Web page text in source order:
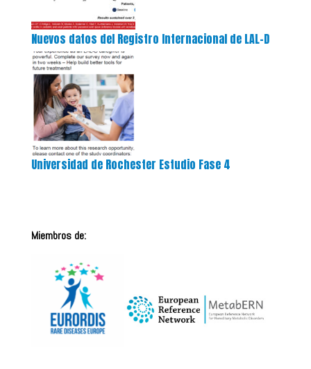
Nuevos datos del Registro Internacional de LAL-D
Universidad de Rochester Estudio Fase 4
Miembros de: